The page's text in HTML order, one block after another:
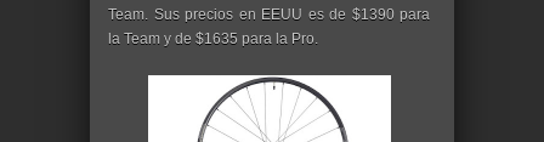
Team. Sus precios en EEUU es de $1390 para
la Team y de $1635 para la Pro.